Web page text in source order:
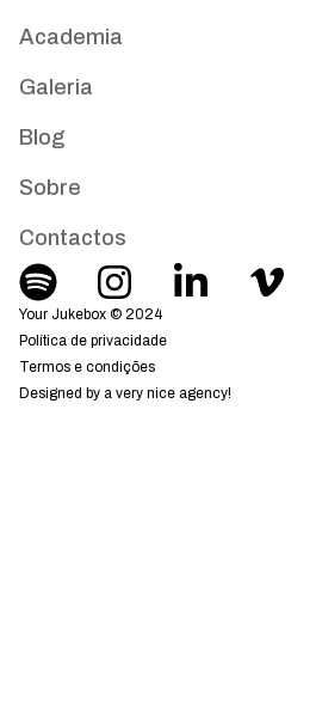
Academia
Galeria
Blog
Sobre
Contactos
Your Jukebox © 2024
Política de privacidade
Termos e condições
Designed by a very nice agency!